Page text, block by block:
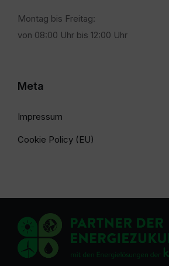
Montag bis Freitag:
von 08:00 Uhr bis 12:00 Uhr
Meta
Impressum
Cookie Policy (EU)